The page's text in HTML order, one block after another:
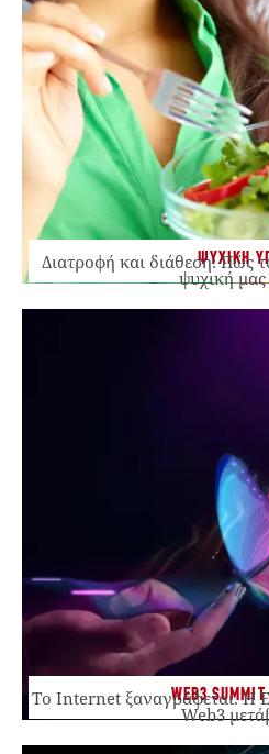
ΨΥΧΙΚΗ
Διατροφή και διάθεση: Πώς
ψυχική μας
WEB3 SUMMIT
Το Internet ξαναγράφεται. Η
Web3